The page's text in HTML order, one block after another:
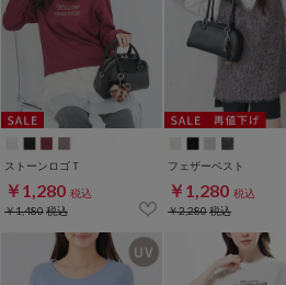
ストーンロゴＴ
￥1,280 税込
￥1,480税込
フェザーベスト
￥1,280 税込
￥2,280税込